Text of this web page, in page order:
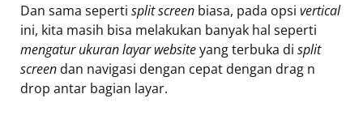
Dan sama seperti split screen biasa, pada opsi vertical
ini, kita masih bisa melakukan banyak hal seperti
mengatur ukuran layar websiteyang terbuka di split
screen dan navigasi dengan cepat dengan drag n
drop antar bagian layar.